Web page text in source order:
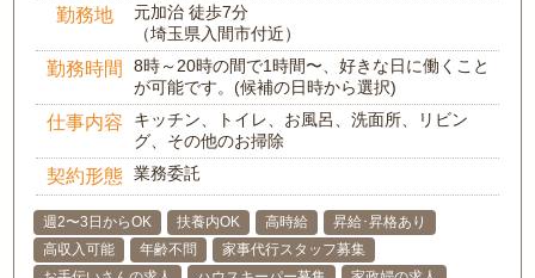
勤務地
元加治 徒歩7分
（埼玉県入間市付近）
勤務時間
8時～20時の間で1時間〜、好きな日に働くこと
が可能です。(候補の日時から選択)
仕事内容
キッチン、トイレ、お風呂、洗面所、リビン
グ、その他のお掃除
契約形態 業務委託
週2〜3日からOK 扶養内OK 高時給
昇給･昇格あり
高収入可能
年齢不問
家事代行スタッフ募集